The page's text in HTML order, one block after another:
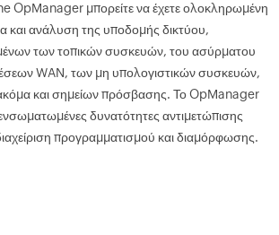
OpManager μπορείτε να έχετε ολοκληρωμένη
και ανάλυση της υποδομής δικτύου,
των τοπικών συσκευών, του ασύρματου
WAN, των μη υπολογιστικών συσκευών,
και σημείων πρόσβασης. Το OpManager
δυνατότητες αντιμετώπισης
προγραμματισμού και διαμόρφωσης.